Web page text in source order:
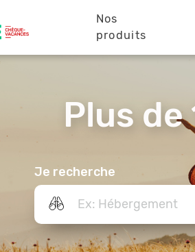
principale
Nos
produits
Plus
Je recherche